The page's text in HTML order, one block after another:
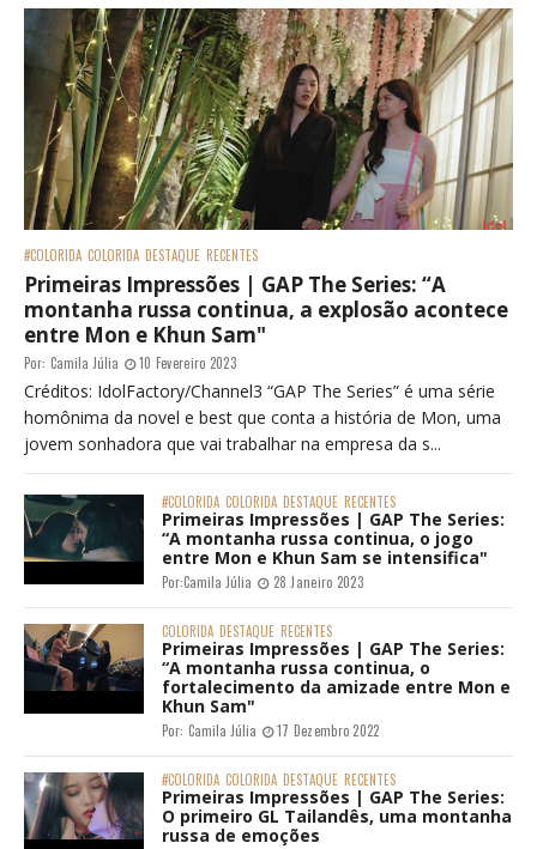
#COLORIDA COLORIDA DESTAQUE RECENTES
Primeiras Impressões | GAP The Series: “A
montanha russa continua, a explosão acontece
entre Mon e Khun Sam"
Por: Camila Júlia 10 Fevereiro 2023
Créditos: IdolFactory/Channel3 “GAP The Series” é uma série
homônima da novel e best que conta a história de Mon, uma
jovem sonhadora que vai trabalhar na empresa da s...
#COLORIDA COLORIDA DESTAQUE RECENTES
Primeiras Impressões | GAP The Series:
“A montanha russa continua, o jogo
entre Mon e Khun Sam se intensifica"
Por:Camila Júlia 28 Janeiro 2023
COLORIDA DESTAQUE RECENTES
Primeiras Impressões | GAP The Series:
“A montanha russa continua, o
fortalecimento da amizade entre Mon e
Khun Sam"
Por: Camila Júlia 17 Dezembro 2022
#COLORIDA COLORIDA DESTAQUE RECENTES
Primeiras Impressões | GAP The Series:
O primeiro GL Tailandês, uma montanha
russa de emoções